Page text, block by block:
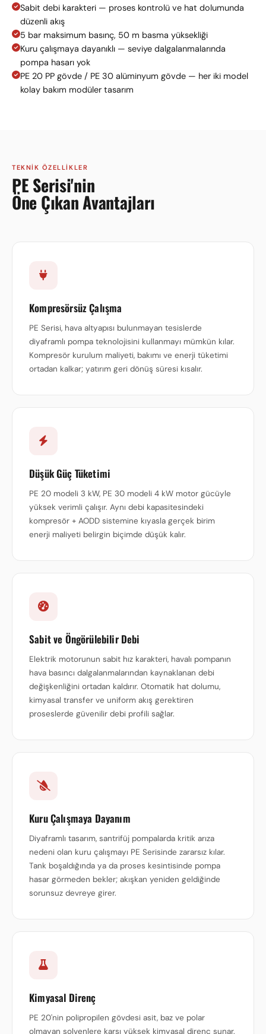
Sabit debi karakteri — proses kontrolü ve hat dolumunda
düzenli akış
5 bar maksimum basınç, 50 m basma yüksekliği
Kuru çalışmaya dayanıklı — seviye dalgalanmalarında
pompa hasarı yok
PE 20 PP gövde / PE 30 alüminyum gövde — her iki model
kolay bakım modüler tasarım
TEKNIK ÖZELLIKLER
PE Serisi'nin
Öne Çıkan Avantajları
Kompresörsüz Çalışma
PE Serisi, hava altyapısı bulunmayan tesislerde
diyaframlı pompa teknolojisini kullanmayı mümkün kılar.
Kompresör kurulum maliyeti, bakımı ve enerji tüketimi
ortadan kalkar; yatırım geri dönüş süresi kısalır.
Düşük Güç Tüketimi
PE 20 modeli 3 kW, PE 30 modeli 4 kW motor gücüyle
yüksek verimli çalışır. Aynı debi kapasitesindeki
kompresör + AODD sistemine kıyasla gerçek birim
enerji maliyeti belirgin biçimde düşük kalır.
Sabit ve Öngörülebilir Debi
Elektrik motorunun sabit hız karakteri, havalı pompanın
hava basıncı dalgalanmalarından kaynaklanan debi
değişkenliğini ortadan kaldırır. Otomatik hat dolumu,
kimyasal transfer ve uniform akış gerektiren
proseslerde güvenilir debi profili sağlar.
Kuru Çalışmaya Dayanım
Diyaframlı tasarım, santrifüj pompalarda kritik arıza
nedeni olan kuru çalışmayı PE Serisinde zararsız kılar.
Tank boşaldığında ya da proses kesintisinde pompa
hasar görmeden bekler; akışkan yeniden geldiğinde
sorunsuz devreye girer.
Kimyasal Direnç
PE 20'nin polipropilen gövdesi asit, baz ve polar
olmayan solvenlere karşı yüksek kimyasal direnç sunar.